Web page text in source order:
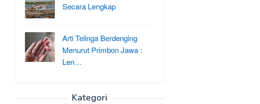
Secara Lengkap
Arti Telinga Berdenging
Menurut Primbon Jawa :
Len…
Kategori